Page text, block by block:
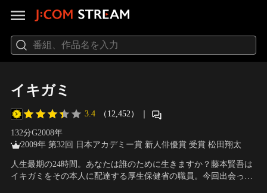
イキガミ
3.4 （12,452） ｜
132分G2008年
2009年 第32回 日本アカデミー賞 新人俳優賞 受賞 松田翔太
人生最期の24時間。あなたは誰のために生きますか？藤本賢吾は
イキガミをその本人に配達する厚生保健省の職員。今回出会った